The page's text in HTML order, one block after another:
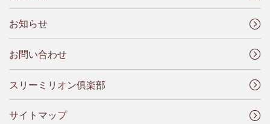
お知らせ
お問い合わせ
スリーミリオン俱楽部
サイトマップ